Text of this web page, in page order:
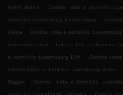
North Belair
. Comida India a domicilio
domicilio Luxembourg Limpertsberg
.
Haute . Comida India a domicilio Luxembourg
Luxembourg Gare . Comida India a domicilio
a domicilio Luxembourg Eich
. Comida
Comida India a domicilio Luxembourg Bridel
.
Beggen
. Comida India a domicilio
.